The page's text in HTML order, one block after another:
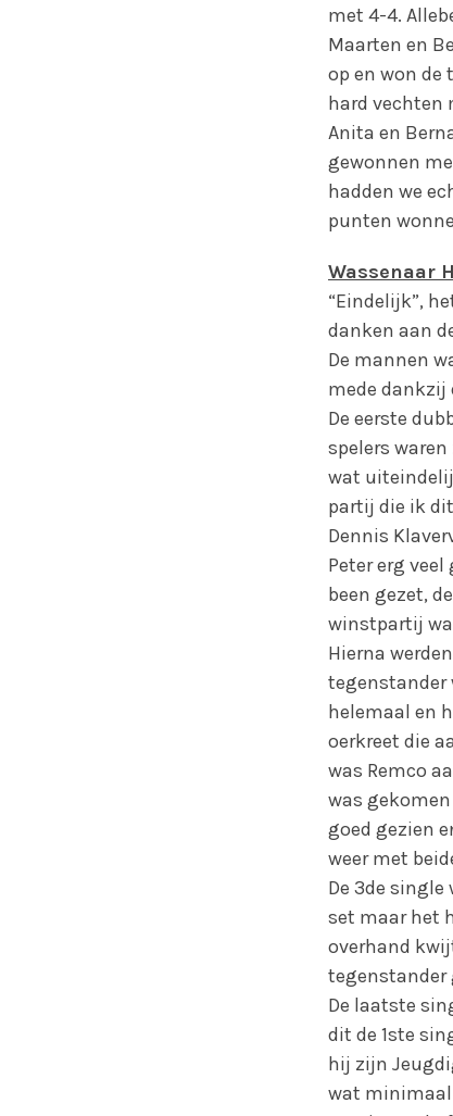
met 4-4.
Maarten en
op en won de
hard vechten
Anita en
gewonnen
hadden we
punten
Wassenaar
“Eindelijk”,
danken aan
De mannen
mede dankzij
De eerste
spelers
wat
partij die ik
Dennis
Peter erg
been gezet,
winstpartij
Hierna
tegenstander
helemaal en
oerkreet die
was Remco
was
goed gezien
weer met
De 3de
set maar het
overhand
tegenstander
De laatste
dit de 1ste
hij zijn
wat minimaal